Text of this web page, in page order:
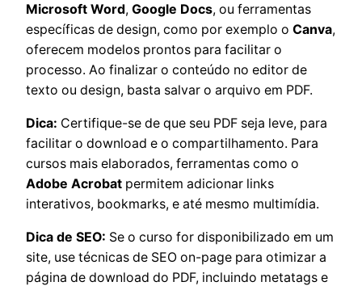
Microsoft Word, Google Docs, ou ferramentas
específicas de design, como por exemplo o Canva,
oferecem modelos prontos para facilitar o
processo. Ao finalizar o conteúdo no editor de
texto ou design, basta salvar o arquivo em PDF.
Dica: Certifique-se de que seu PDF seja leve, para
facilitar o download e o compartilhamento. Para
cursos mais elaborados, ferramentas como o
Adobe Acrobat permitem adicionar links
interativos, bookmarks, e até mesmo multimídia.
Dica de SEO: Se o curso for disponibilizado em um
site, use técnicas de SEO on-page para otimizar a
página de download do PDF, incluindo metatags e